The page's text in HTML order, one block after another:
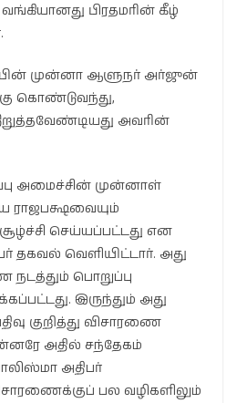
வங்கியானது பிரதமரின் கீழ்
முன்னா ஆளுநர் அர்ஜுன்
கொண்டுவந்து,
அவரின்
அமைச்சின் முன்னாள்
ராஜபக்ஷவையும்
செய்யப்பட்டது என
தகவல் வெளியிட்டார். அது
பொறுப்பு
இருந்தும் அது
குறித்து விசாரணை
அதில் சந்தேகம்
அதிபர்
பல வழிகளிலும்